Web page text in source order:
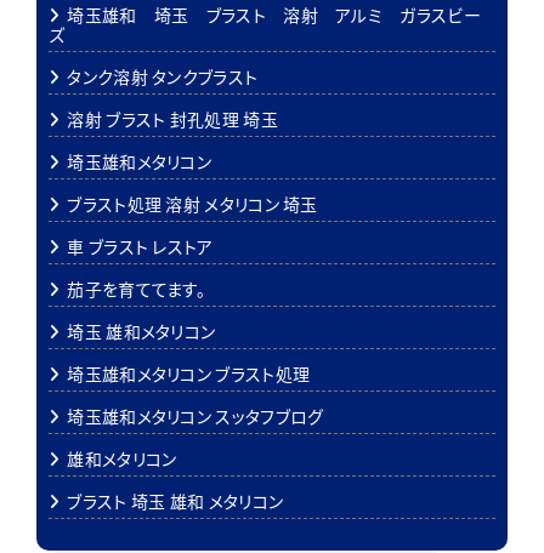
埼玉雄和 埼玉 ブラスト 溶射 アルミ ガラスビー
ズ
タンク溶射 タンクブラスト
溶射 ブラスト 封孔処理 埼玉
埼玉雄和メタリコン
ブラスト処理 溶射 メタリコン 埼玉
車 ブラスト レストア
茄子を育ててます。
埼玉 雄和メタリコン
埼玉雄和メタリコン ブラスト処理
埼玉雄和メタリコン スッタフブログ
雄和メタリコン
ブラスト 埼玉 雄和 メタリコン